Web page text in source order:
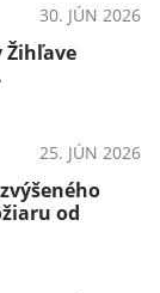
30. JÚN 2026
Žihľave
25. JÚN 2026
od